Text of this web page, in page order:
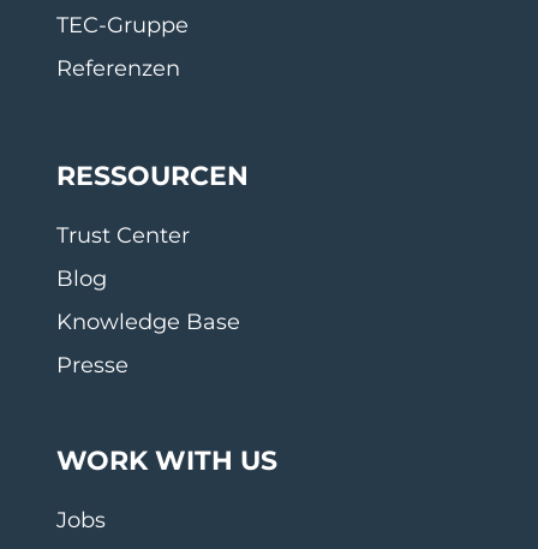
TEC-Gruppe
Referenzen
RESSOURCEN
Trust Center
Blog
Knowledge Base
Presse
WORK WITH US
Jobs